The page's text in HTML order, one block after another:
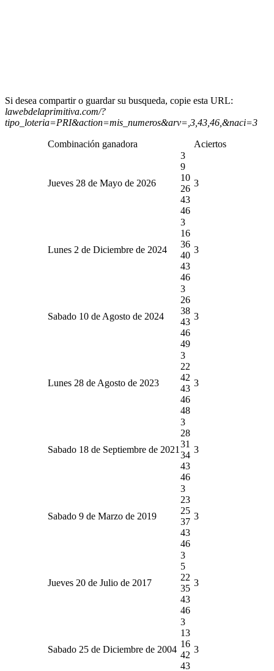
Si desea compartir o guardar su busqueda, copie esta URL:
lawebdelaprimitiva.com/?
tipo_loteria=PRI&action=mis_numeros&arv=,3,43,46,&naci=3
Combinación ganadora Aciertos
Jueves 28 de Mayo de 2026
3
9
10
26
43
46
3
Lunes 2 de Diciembre de 2024
3
16
36
40
43
46
3
Sabado 10 de Agosto de 2024
3
26
38
43
46
49
3
Lunes 28 de Agosto de 2023
3
22
42
43
46
48
3
Sabado 18 de Septiembre de 2021
3
28
31
34
43
46
3
Sabado 9 de Marzo de 2019
3
23
25
37
43
46
3
Jueves 20 de Julio de 2017
3
5
22
35
43
46
3
Sabado 25 de Diciembre de 2004
3
13
16
42
43
3